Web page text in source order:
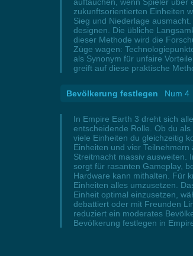
zukunftsorientierten Einheiten
Sieg und Niederlage
designen. Die übliche
dieser Methode wird die
Züge wagen:
als Synonym für unfaire
greift auf diese praktische
Bevölkerung festlegen Num 4
In Empire Earth 3 dreht sich
entscheidende Rolle. Ob du
viele Einheiten du gleichzeitig
Einheiten und vier
Streitmacht massiv ausweiten.
sorgt für rasanten Gameplay,
Hardware kann mithalten. Für
Einheiten alles umzusetzen.
Einheit optimal einzusetzen,
debattiert oder mit Freunden
reduziert ein moderates
Bevölkerung festlegen in